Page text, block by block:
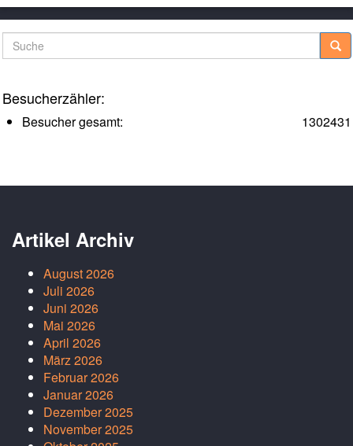
Suche
Besucherzähler:
1302431
Besucher gesamt:
Artikel Archiv
August 2026
Juli 2026
Juni 2026
Mai 2026
April 2026
März 2026
Februar 2026
Januar 2026
Dezember 2025
November 2025